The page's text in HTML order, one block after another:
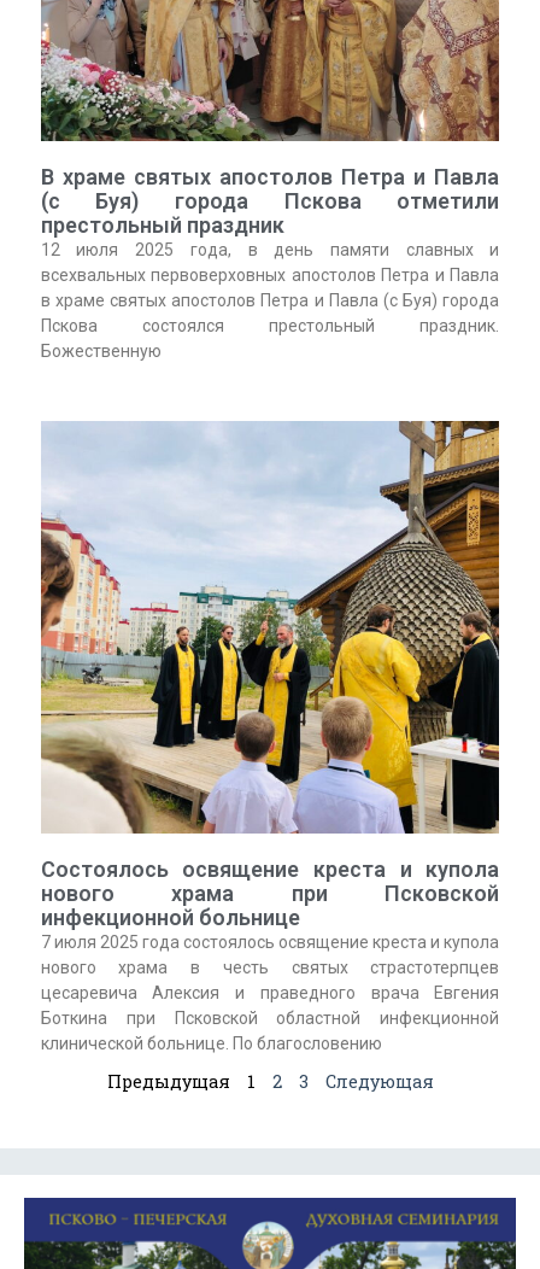
В храме святых апостолов Петра и Павла
(с Буя) города Пскова отметили
престольный праздник
12 июля 2025 года, в день памяти славных и
всехвальных первоверховных апостолов Петра и Павла
в храме святых апостолов Петра и Павла (с Буя) города
Пскова состоялся престольный праздник.
Божественную
Состоялось освящение креста и купола
нового храма при Псковской
инфекционной больнице
7 июля 2025 года состоялось освящение креста и купола
нового храма в честь святых страстотерпцев
цесаревича Алексия и праведного врача Евгения
Боткина при Псковской областной инфекционной
клинической больнице. По благословению
Предыдущая 1 2 3 Следующая